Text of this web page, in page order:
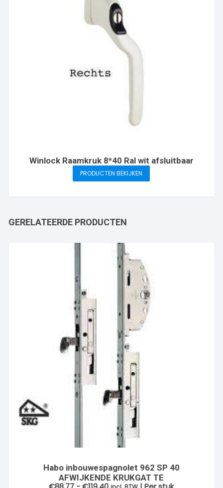
Winlock Raamkruk 8*40 Ral wit afsluitbaar
PRODUCTEN BEKIJKEN
GERELATEERDE PRODUCTEN
Habo inbouwespagnolet 962 SP 40
AFWIJKENDE KRUKGAT TE
Prijsklasse: